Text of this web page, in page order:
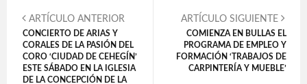
ARTÍCULO ANTERIOR
CONCIERTO DE ARIAS Y
CORALES DE LA PASIÓN DEL
CORO ‘CIUDAD DE CEHEGÍN’
ESTE SÁBADO EN LA IGLESIA
DE LA CONCEPCIÓN DE LA
ARTÍCULO SIGUIENTE
COMIENZA EN BULLAS EL
PROGRAMA DE EMPLEO Y
FORMACIÓN ‘TRABAJOS DE
CARPINTERÍA Y MUEBLE’